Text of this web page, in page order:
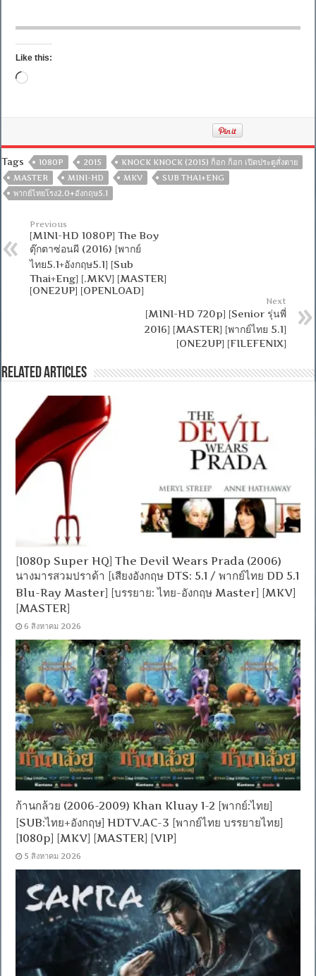
Like this:
Loading…
Tags 1080P 2015
KNOCK KNOCK (2015) ก็อก ก็อก เปิดประตูสั่งตาย
MASTER
MINI-HD MKV
SUB THAI+ENG
พากย์ไทยโรง2.0+อังกฤษ5.1
Previous
[MINI-HD 1080P] The Boy
ตุ๊กตาซ่อนผี (2016) [พากย์
ไทย5.1+อังกฤษ5.1] [Sub
Thai+Eng] [.MKV] [MASTER]
[ONE2UP] [OPENLOAD]
Next
[MINI-HD 720p] [Senior รุ่นพี่
2016] [MASTER] [พากย์ไทย 5.1]
[ONE2UP] [FILEFENIX]
Related Articles
[1080p Super HQ] The Devil Wears Prada (2006)
นางมารสวมปราด้า [เสียงอังกฤษ DTS: 5.1 / พากย์ไทย DD 5.1
Blu-Ray Master] [บรรยาย: ไทย-อังกฤษ Master] [MKV]
[MASTER]
6 สิงหาคม 2026
ก้านกล้วย (2006-2009) Khan Kluay 1-2 [พากย์:ไทย]
[SUB:ไทย+อังกฤษ] HDTV.AC-3 [พากย์ไทย บรรยายไทย]
[1080p] [MKV] [MASTER] [VIP]
5 สิงหาคม 2026